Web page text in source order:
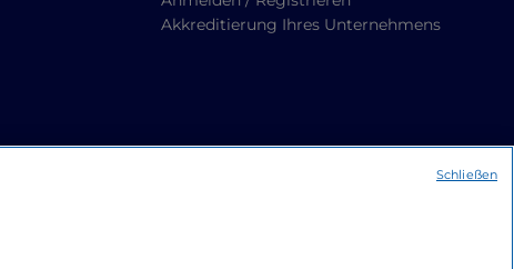
Akkreditierung Ihres Unternehmens
Schließen